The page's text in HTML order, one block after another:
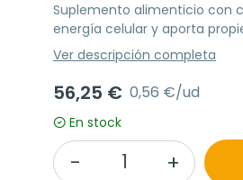
Suplemento alimenticio con
energía celular y aporta
Ver descripción completa
56,25 € 0,56 €/ud
En stock